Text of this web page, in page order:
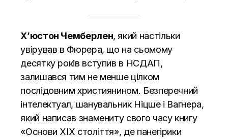
Х’юстон Чемберлен, який настільки
увірував в Фюрера, що на сьомому
десятку років вступив в НСДАП,
залишався тим не менше цілком
послідовним християнином. Безперечний
інтелектуал, шанувальник Ніцше і Вагнера,
який написав знамениту свого часу книгу
«Основи XIX століття», де панегірики